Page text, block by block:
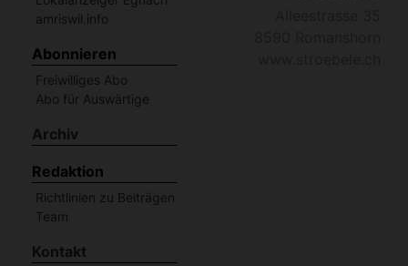
amriswil.info
Abonnieren
Freiwilliges Abo
Abo für Auswärtige
Archiv
Redaktion
Richtlinien zu Beiträgen
Team
Kontakt